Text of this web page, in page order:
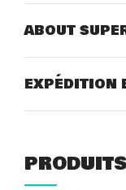
ABOUT
EXPÉDITION